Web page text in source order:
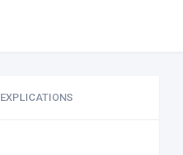
EXPLICATIONS